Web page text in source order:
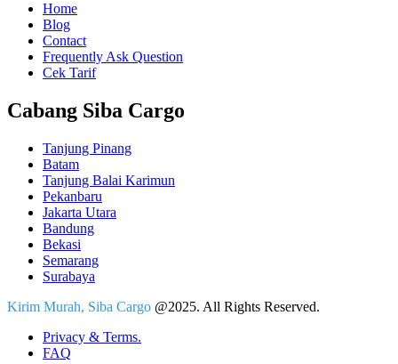
Home
Blog
Contact
Frequently Ask Question
Cek Tarif
Cabang Siba Cargo
Tanjung Pinang
Batam
Tanjung Balai Karimun
Pekanbaru
Jakarta Utara
Bandung
Bekasi
Semarang
Surabaya
Kirim Murah, Siba Cargo @2025. All Rights Reserved.
Privacy & Terms.
FAQ